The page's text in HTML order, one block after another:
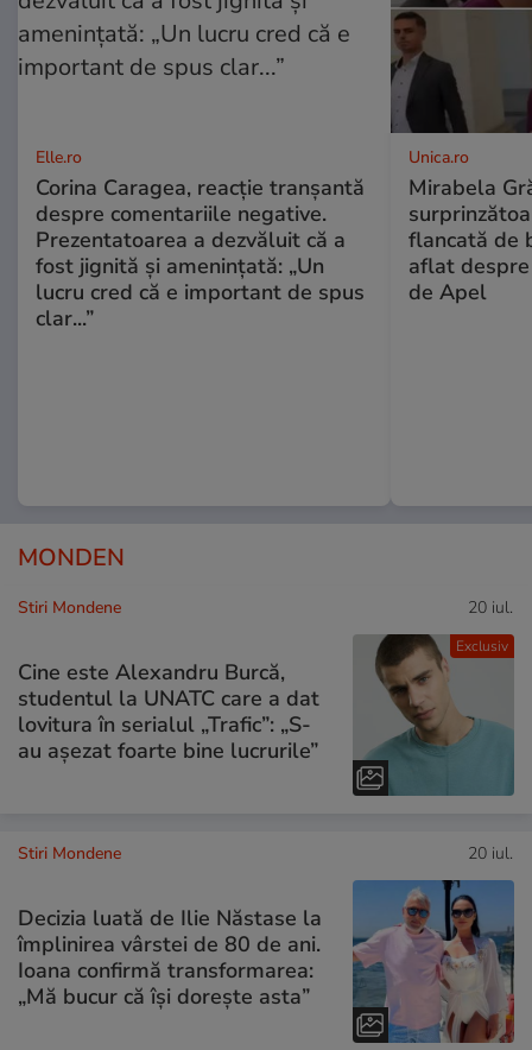
Elle.ro
Corina Caragea, reacție tranșantă
despre comentariile negative.
Prezentatoarea a dezvăluit că a
fost jignită și amenințată: „Un
lucru cred că e important de spus
clar...”
Unica.ro
Mirabela
flancată de
aflat
de Apel
MONDEN
Exclusiv
Stiri Mondene 20 iul.
Cine este Alexandru Burcă,
studentul la UNATC care a dat
lovitura în serialul „Trafic”: „S-
au așezat foarte bine lucrurile”
Stiri Mondene 20 iul.
Decizia luată de Ilie Năstase la
împlinirea vârstei de 80 de ani.
Ioana confirmă transformarea:
„Mă bucur că își dorește asta”